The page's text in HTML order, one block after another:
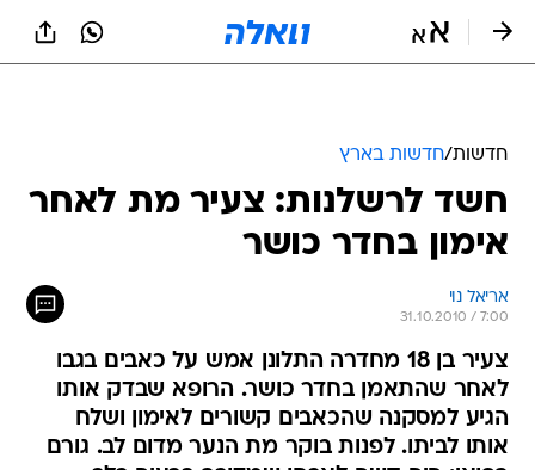
חדשות/חדשות בארץ
חשד לרשלנות: צעיר מת לאחר
אימון בחדר כושר
אריאל נוי
31.10.2010 / 7:00
צעיר בן 18 מחדרה התלונן אמש על כאבים בגבו
לאחר שהתאמן בחדר כושר. הרופא שבדק אותו
הגיע למסקנה שהכאבים קשורים לאימון ושלח
אותו לביתו. לפנות בוקר מת הנער מדום לב. גורם